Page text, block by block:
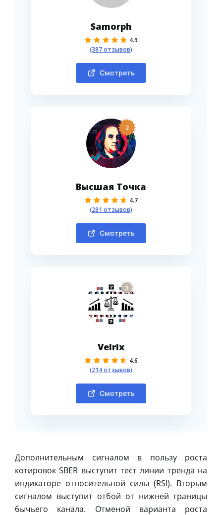
Samorph
4.9
(387 отзывов)
Смотреть
2
Высшая Точка
4.7
(281 отзывов)
Смотреть
3
Velrix
4.6
(214 отзывов)
Смотреть
Дополнительным сигналом в пользу роста
котировок SBER выступит тест линии тренда на
индикаторе относительной силы (RSI). Вторым
сигналом выступит отбой от нижней границы
бычьего канала. Отменой варианта роста